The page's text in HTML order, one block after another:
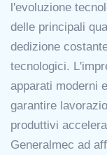
l'evoluzione
delle principali
dedizione
tecnologici.
apparati moderni
garantire
produttivi
Generalmec ad